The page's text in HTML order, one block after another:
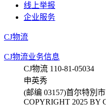
线上举报
企业服务
CJ物流
CJ物流业务信息
CJ物流 110-81-05034
申英秀
(邮编 03157)首尔特別
COPYRIGHT 2025 BY